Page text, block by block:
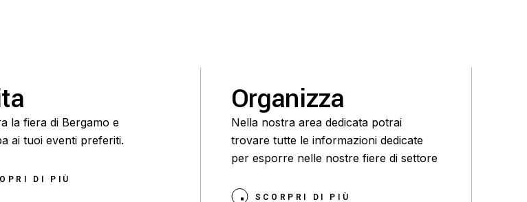
la fiera di Bergamo e
ai tuoi eventi preferiti.
DI PIÙ
Organizza
Nella nostra area dedicata potrai
trovare tutte le informazioni dedicate
per esporre nelle nostre fiere di settore
SCORPRI DI PIÙ